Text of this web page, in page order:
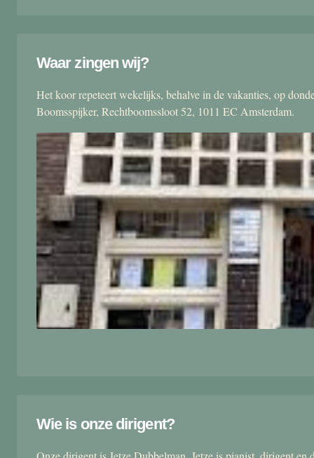
Waar zingen wij?
Het koor repeteert wekelijks, behalve in de vakanties, op
Boomsspijker, Rechtboomssloot 52, 1011 EC Amsterdam.
Wie is onze dirigent?